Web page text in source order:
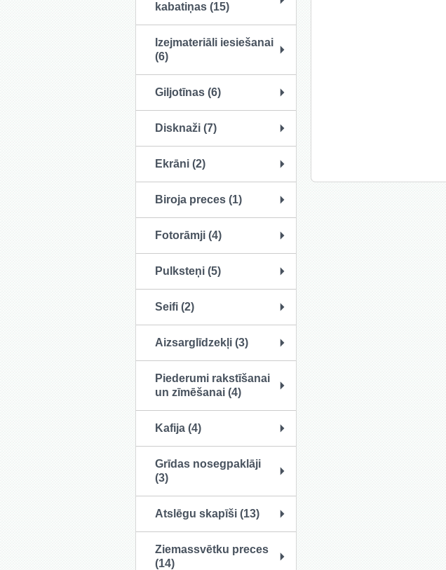
kabatiņas (15)
Izejmateriāli iesiešanai
(6)
Giljotīnas (6)
Disknaži (7)
Ekrāni (2)
Biroja preces (1)
Fotorāmji (4)
Pulksteņi (5)
Seifi (2)
Aizsarglīdzekļi (3)
Piederumi rakstīšanai
un zīmēšanai (4)
Kafija (4)
Grīdas nosegpaklāji
(3)
Atslēgu skapīši (13)
Ziemassvētku preces
(14)